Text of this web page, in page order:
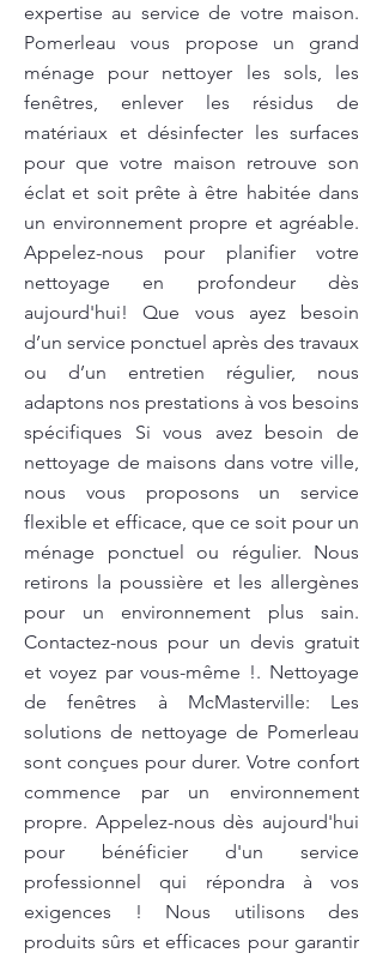
expertise au service de votre maison.
Pomerleau vous propose un grand
ménage pour nettoyer les sols, les
fenêtres, enlever les résidus de
matériaux et désinfecter les surfaces
pour que votre maison retrouve son
éclat et soit prête à être habitée dans
un environnement propre et agréable.
Appelez-nous pour planifier votre
nettoyage en profondeur dès
aujourd'hui! Que vous ayez besoin
d’un service ponctuel après des travaux
ou d’un entretien régulier, nous
adaptons nos prestations à vos besoins
spécifiques Si vous avez besoin de
nettoyage de maisons dans votre ville,
nous vous proposons un service
flexible et efficace, que ce soit pour un
ménage ponctuel ou régulier. Nous
retirons la poussière et les allergènes
pour un environnement plus sain.
Contactez-nous pour un devis gratuit
et voyez par vous-même !. Nettoyage
de fenêtres à McMasterville: Les
solutions de nettoyage de Pomerleau
sont conçues pour durer. Votre confort
commence par un environnement
propre. Appelez-nous dès aujourd'hui
pour bénéficier d'un service
professionnel qui répondra à vos
exigences ! Nous utilisons des
produits sûrs et efficaces pour garantir